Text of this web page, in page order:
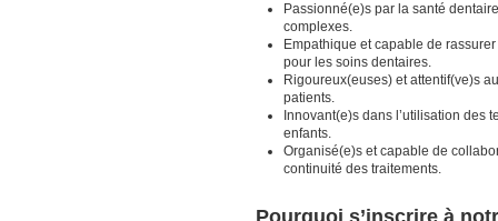
Passionné(e)s par la santé
complexes.
Empathique et capable de
pour les soins dentaires.
Rigoureux(euses) et attentif(ve)s
patients.
Innovant(e)s dans l’utilisation des
enfants.
Organisé(e)s et capable de
continuité des traitements.